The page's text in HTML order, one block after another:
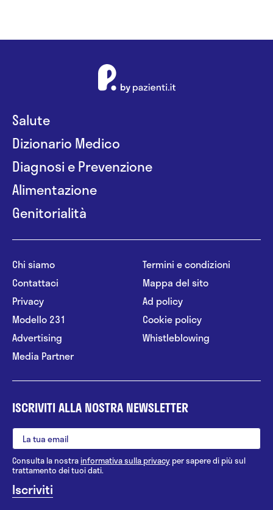
Salute
Dizionario Medico
Diagnosi e Prevenzione
Alimentazione
Genitorialità
Chi siamo
Contattaci
Privacy
Modello 231
Advertising
Media Partner
Termini e condizioni
Mappa del sito
Ad policy
Cookie policy
Whistleblowing
ISCRIVITI ALLA NOSTRA NEWSLETTER
Consulta la nostrainformativa sulla privacy per sapere di più sul
trattamento dei tuoi dati.